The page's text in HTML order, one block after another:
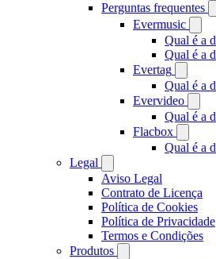
Perguntas frequentes
Evermusic
Qual é a
Qual é a
Evertag
Qual é a
Evervideo
Qual é a
Flacbox
Qual é a
Legal
Aviso Legal
Contrato de Licença
Política de Cookies
Política de Privacidade
Termos e Condições
Produtos